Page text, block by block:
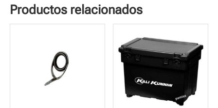
Productos relacionados